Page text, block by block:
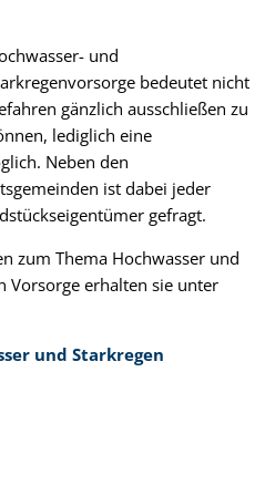
und
bedeutet nicht
gänzlich ausschließen zu
lediglich eine
Neben den
ist dabei jeder
gefragt.
zum Thema Hochwasser und
Vorsorge erhalten sie unter
und Starkregen